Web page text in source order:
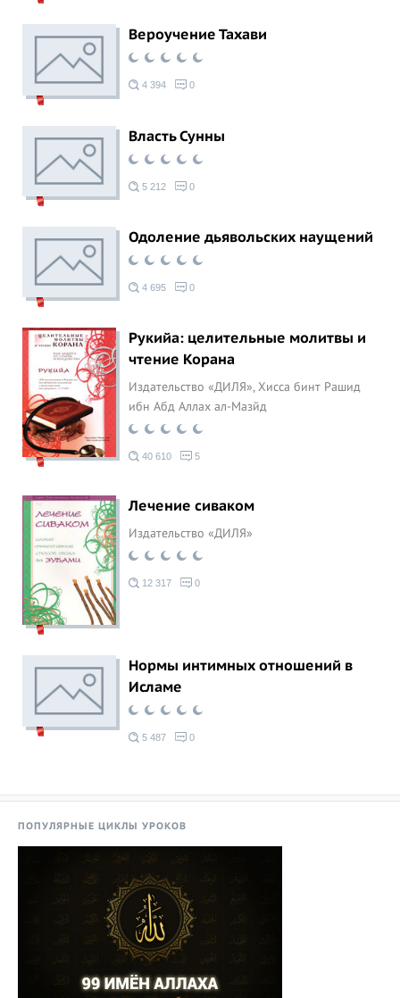
Вероучение Тахави
4 394 0
Власть Сунны
5 212 0
Одоление дьявольских наущений
4 695 0
Рукийа: целительные молитвы и
чтение Корана
Издательство «ДИЛЯ»,Хисса бинт Рашид
ибн Абд Аллах ал-Мазйд
40 610 5
Лечение сиваком
Издательство «ДИЛЯ»
12 317 0
Нормы интимных отношений в
Исламе
5 487 0
ПОПУЛЯРНЫЕ ЦИКЛЫ УРОКОВ